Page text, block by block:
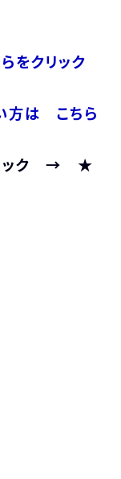
をクリック
方は こちら
リック → ★